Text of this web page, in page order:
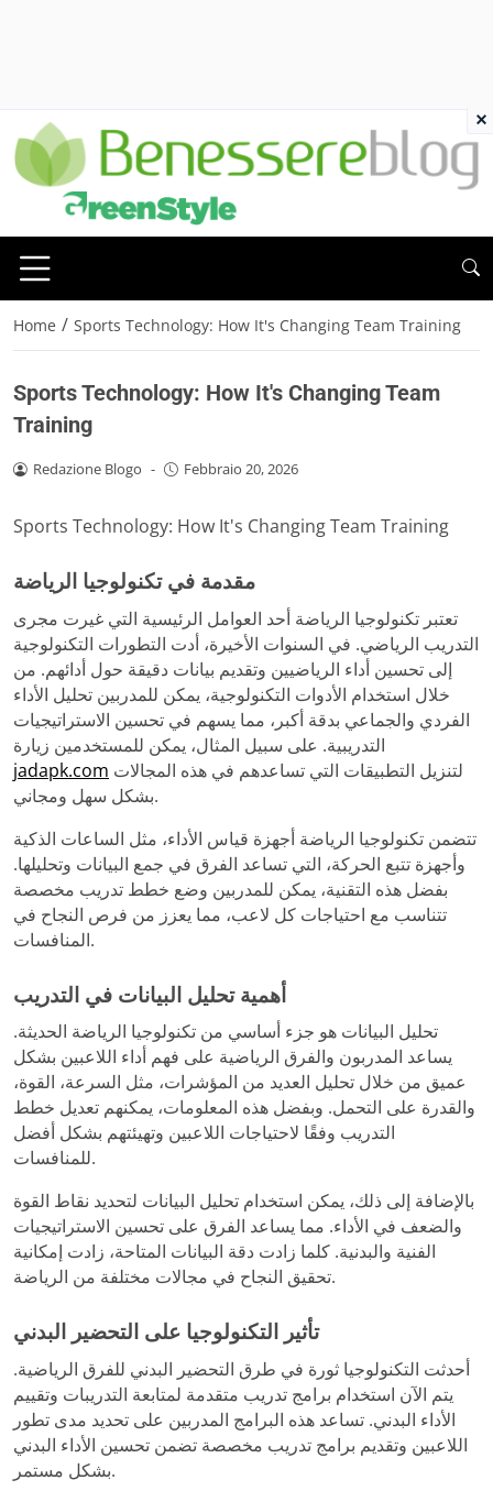
Home / Sports Technology: How It's Changing Team Training
Sports Technology: How It's Changing Team
Training
Redazione Blogo - Febbraio 20, 2026
Sports Technology: How It's Changing Team Training
مقدمة في تكنولوجيا الرياضة
تعتبر تكنولوجيا الرياضة أحد العوامل الرئيسية التي غيرت مجرى
التدريب الرياضي. في السنوات الأخيرة، أدت التطورات التكنولوجية
إلى تحسين أداء الرياضيين وتقديم بيانات دقيقة حول أدائهم. من
خلال استخدام الأدوات التكنولوجية، يمكن للمدربين تحليل الأداء
الفردي والجماعي بدقة أكبر، مما يسهم في تحسين الاستراتيجيات
التدريبية. على سبيل المثال، يمكن للمستخدمين زيارة
jadapk.com
بشكل سهل ومجاني.
تتضمن تكنولوجيا الرياضة أجهزة قياس الأداء، مثل الساعات الذكية
وأجهزة تتبع الحركة، التي تساعد الفرق في جمع البيانات وتحليلها.
بفضل هذه التقنية، يمكن للمدربين وضع خطط تدريب مخصصة
تتناسب مع احتياجات كل لاعب، مما يعزز من فرص النجاح في
المنافسات.
أهمية تحليل البيانات في التدريب
تحليل البيانات هو جزء أساسي من تكنولوجيا الرياضة الحديثة.
يساعد المدربون والفرق الرياضية على فهم أداء اللاعبين بشكل
عميق من خلال تحليل العديد من المؤشرات، مثل السرعة، القوة،
والقدرة على التحمل. وبفضل هذه المعلومات، يمكنهم تعديل خطط
التدريب وفقًا لاحتياجات اللاعبين وتهيئتهم بشكل أفضل
للمنافسات.
بالإضافة إلى ذلك، يمكن استخدام تحليل البيانات لتحديد نقاط القوة
والضعف في الأداء. مما يساعد الفرق على تحسين الاستراتيجيات
الفنية والبدنية. كلما زادت دقة البيانات المتاحة، زادت إمكانية
تحقيق النجاح في مجالات مختلفة من الرياضة.
تأثير التكنولوجيا على التحضير البدني
أحدثت التكنولوجيا ثورة في طرق التحضير البدني للفرق الرياضية.
يتم الآن استخدام برامج تدريب متقدمة لمتابعة التدريبات وتقييم
الأداء البدني. تساعد هذه البرامج المدربين على تحديد مدى تطور
اللاعبين وتقديم برامج تدريب مخصصة تضمن تحسين الأداء البدني
بشكل مستمر.
×